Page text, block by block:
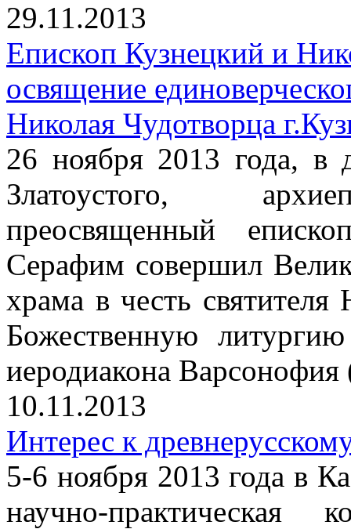
29.11.2013
Епископ Кузнецкий и
освящение
Николая Чудотворца
26 ноября 2013 года, в
Златоустого,
преосвященный
Серафим совершил
храма в честь
Божественную
иеродиакона
10.11.2013
Интерес к
5-6 ноября 2013 года в
научно-практическая